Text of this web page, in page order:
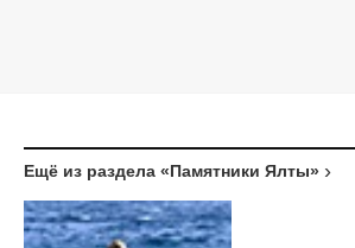
Ещё из раздела «Памятники Ялты»